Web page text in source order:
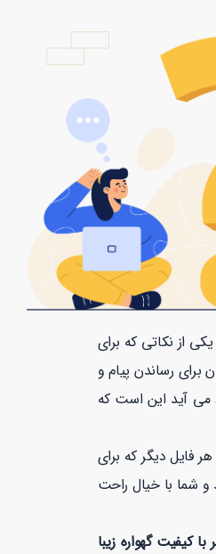
از نکاتی که برای
برای رساندن پیام و
می آید این است که
هر فایل دیگر که برای
شما با خیال راحت
کیفیت گهواره زیبا